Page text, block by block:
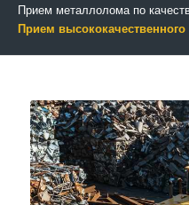
Прием металлолома по
Прием